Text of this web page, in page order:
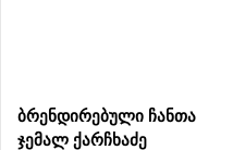
ბრენდირებული ჩანთა
ჯემალ ქარჩხაძე